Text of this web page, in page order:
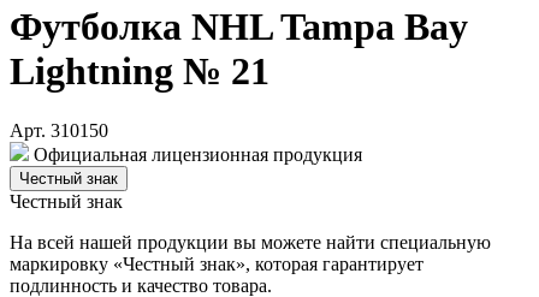
Футболка NHL Tampa Bay
Lightning № 21
Арт. 310150
Официальная лицензионная продукция
Честный знак
Честный знак
На всей нашей продукции вы можете найти специальную
маркировку «Честный знак», которая гарантирует
подлинность и качество товара.